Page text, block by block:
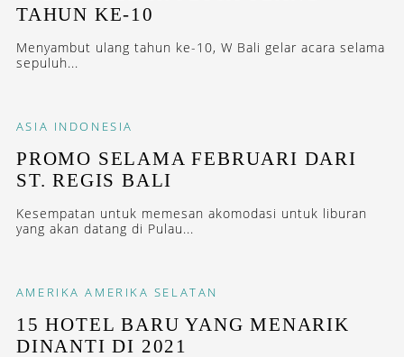
TAHUN KE-10
Menyambut ulang tahun ke-10, W Bali gelar acara selama
sepuluh...
ASIA INDONESIA
PROMO SELAMA FEBRUARI DARI
ST. REGIS BALI
Kesempatan untuk memesan akomodasi untuk liburan
yang akan datang di Pulau...
AMERIKA AMERIKA SELATAN
15 HOTEL BARU YANG MENARIK
DINANTI DI 2021